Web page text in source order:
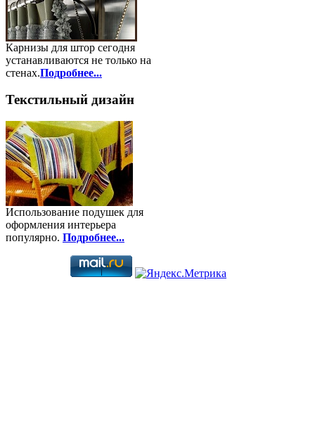
Карнизы для штор сегодня
устанавливаются не только на
стенах.Подробнее...
Текстильный дизайн
Использование подушек для
оформления интерьера
популярно. Подробнее...